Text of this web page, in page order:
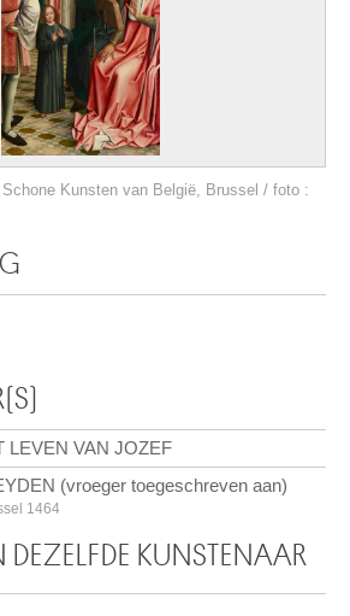
Kunsten van België, Brussel / foto :
LEVEN VAN JOZEF
(vroeger toegeschreven aan)
1464
KUNSTENAAR